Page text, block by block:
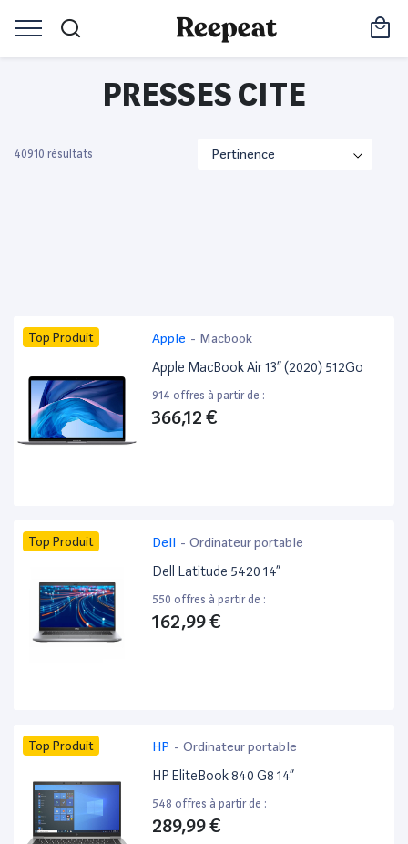
PRESSES CITE
40910 résultats
Top Produit Apple - Macbook
Apple MacBook Air 13” (2020) 512Go
914 offres à partir de :
366,12 €
Top Produit Dell - Ordinateur portable
Dell Latitude 5420 14”
550 offres à partir de :
162,99 €
Top Produit HP - Ordinateur portable
HP EliteBook 840 G8 14”
548 offres à partir de :
289,99 €